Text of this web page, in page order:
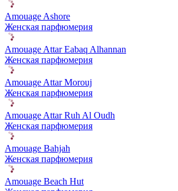
Amouage Ashore
Женская парфюмерия
Amouage Attar Eabaq Alhannan
Женская парфюмерия
Amouage Attar Morouj
Женская парфюмерия
Amouage Attar Ruh Al Oudh
Женская парфюмерия
Amouage Bahjah
Женская парфюмерия
Amouage Beach Hut